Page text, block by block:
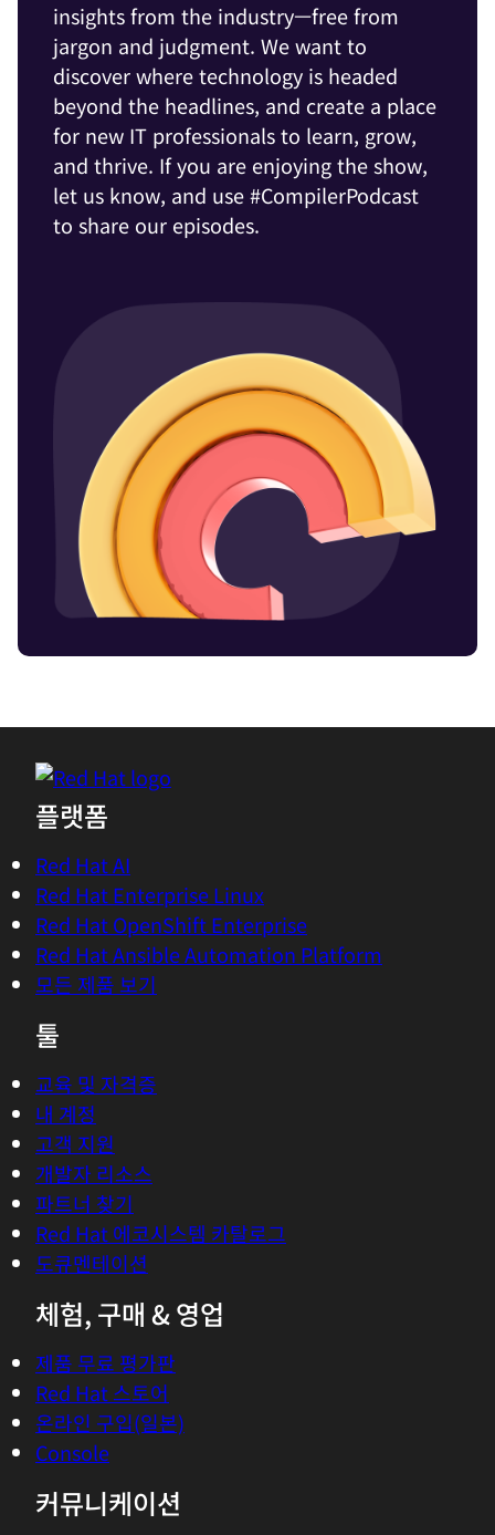
insights from the industry—free from
jargon and judgment. We want to
discover where technology is headed
beyond the headlines, and create a place
for new IT professionals to learn, grow,
and thrive. If you are enjoying the show,
let us know, and use #CompilerPodcast
to share our episodes.
플랫폼
Red Hat AI
Red Hat Enterprise Linux
Red Hat OpenShift Enterprise
Red Hat Ansible Automation Platform
모든 제품 보기
툴
교육 및 자격증
내 계정
고객 지원
개발자 리소스
파트너 찾기
Red Hat 에코시스템 카탈로그
도큐멘테이션
체험, 구매 & 영업
제품 무료 평가판
Red Hat 스토어
온라인 구입(일본)
Console
커뮤니케이션